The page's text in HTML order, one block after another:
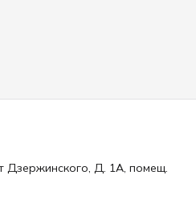
Дзержинского, Д. 1А, помещ.